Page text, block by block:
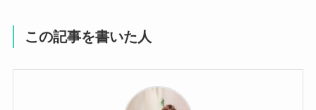
この記事を書いた人